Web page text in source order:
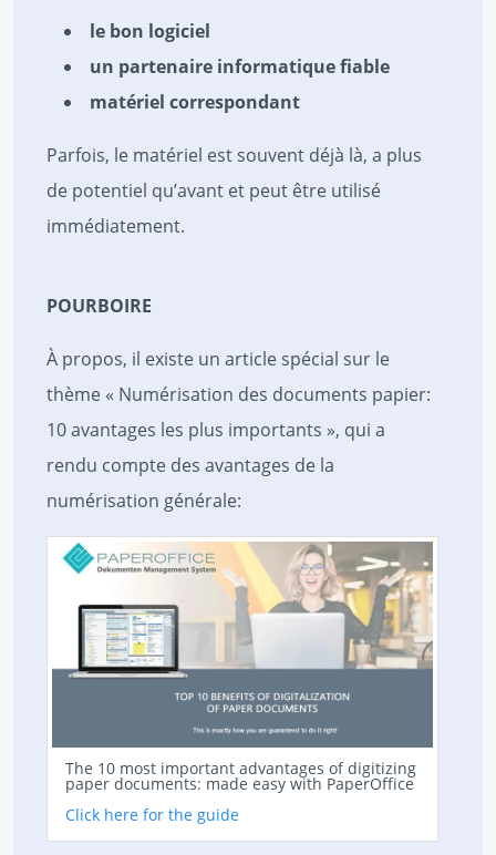
le bon logiciel
un partenaire informatique fiable
matériel correspondant
Parfois, le matériel est souvent déjà là, a plus
de potentiel qu’avant et peut être utilisé
immédiatement.
POURBOIRE
À propos, il existe un article spécial sur le
thème « Numérisation des documents papier:
10 avantages les plus importants », qui a
rendu compte des avantages de la
numérisation générale:
The 10 most important advantages of digitizing
paper documents: made easy with PaperOffice
Click here for the guide